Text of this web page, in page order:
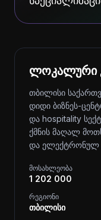
ლოკალური
თბილისი
დიდი ბიზნეს-
და hospitality
ქმნის მაღალ
და ელექტრონულ
მოსახლეობა
1 202 000
რეგიონი
თბილისი